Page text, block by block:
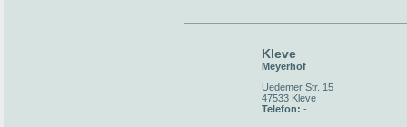
Kleve
Meyerhof
Uedemer Str. 15
47533 Kleve
Telefon: -